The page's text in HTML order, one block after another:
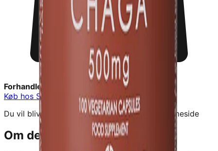
Forhandler:
Køb hos Signaturshop→
Du vil blive videresendt til forhandlerens hjemmeside
Om dette produkt